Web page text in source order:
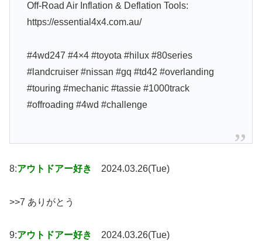
Off-Road Air Inflation & Deflation Tools:
https://essential4x4.com.au/
#4wd247 #4×4 #toyota #hilux #80series
#landcruiser #nissan #gq #td42 #overlanding
#touring #mechanic #tassie #1000track
#offroading #4wd #challenge
8:アウトドアー好き 2024.03.26(Tue)
>>7 ありがとう
9:アウトドアー好き 2024.03.26(Tue)